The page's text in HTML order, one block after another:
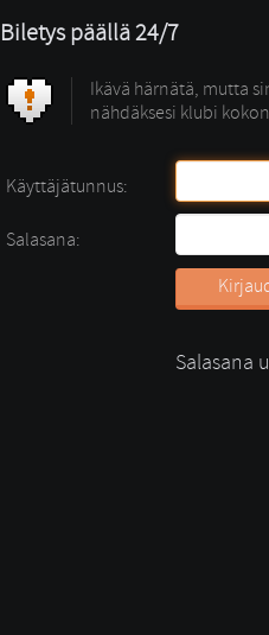
Biletys päällä 24/7
Ikävä härnätä, mutta
nähdäksesi klubi
Käyttäjätunnus:
Salasana:
Salasana